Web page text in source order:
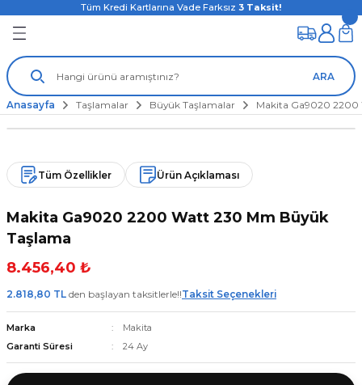
Tüm Kredi Kartlarına Vade Farksız 3 Taksit!
ARA
Anasayfa Taşlamalar Büyük Taşlamalar Makita Ga9020 2200
Tüm Özellikler Ürün Açıklaması
Makita Ga9020 2200 Watt 230 Mm Büyük
Taşlama
8.456,40 ₺
2.818,80 TL den başlayan taksitlerle!!Taksit Seçenekleri
Marka
Makita
Garanti Süresi
24 Ay